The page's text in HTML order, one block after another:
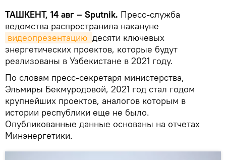
ТАШКЕНТ, 14 авг – Sputnik. Пресс-служба
ведомства распространила накануне
видеопрезентацию десяти ключевых
энергетических проектов, которые будут
реализованы в Узбекистане в 2021 году.
По словам пресс-секретаря министерства,
Эльмиры Бекмуродовой, 2021 год стал годом
крупнейших проектов, аналогов которым в
истории республики еще не было.
Опубликованные данные основаны на отчетах
Минэнергетики.